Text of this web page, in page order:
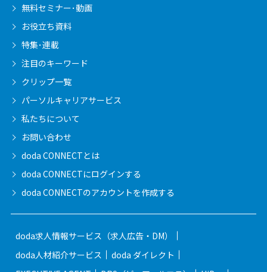
無料セミナー･動画
お役立ち資料
特集･連載
注目のキーワード
クリップ一覧
パーソルキャリアサービス
私たちについて
お問い合わせ
doda CONNECTとは
doda CONNECTにログインする
doda CONNECTのアカウントを作成する
doda求人情報サービス（求人広告・DM）
doda人材紹介サービス
doda ダイレクト